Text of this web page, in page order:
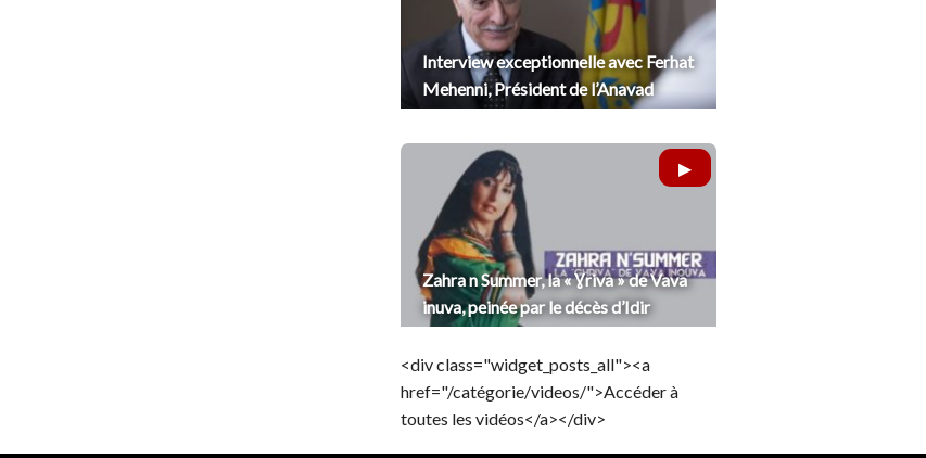
Interview exceptionnelle avec Ferhat
Mehenni, Président de l’Anavad
Zahra n Summer, la « Ɣriva » de Vava
inuva, peinée par le décès d’Idir
<div class="widget_posts_all"><a
href="/catégorie/videos/">Accéder à
toutes les vidéos</a></div>